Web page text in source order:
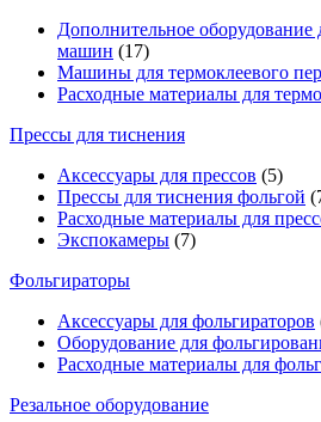
Дополнительное оборудование
машин (17)
Машины для термоклеевого
Расходные материалы для
Прессы для тиснения
Аксессуары для прессов (5)
Прессы для тиснения фольгой
Расходные материалы для
Экспокамеры (7)
Фольгираторы
Аксессуары для фольгираторов
Оборудование для
Расходные материалы для
Резальное оборудование